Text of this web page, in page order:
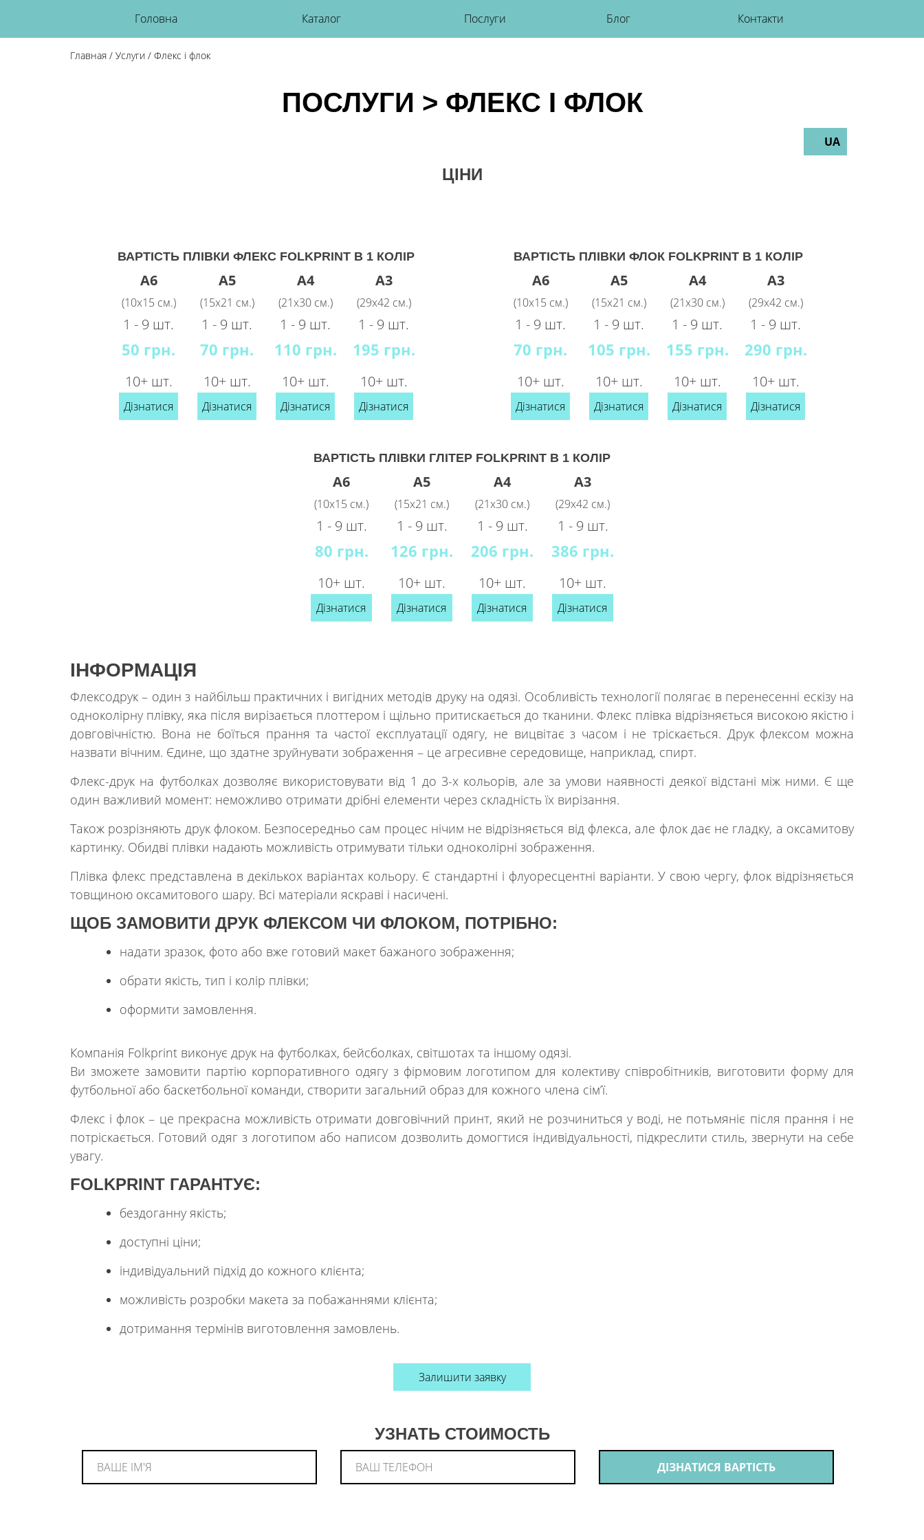
Головна Каталог Послуги Блог Контакти
Главная / Услуги / Флекс і флок
ПОСЛУГИ > ФЛЕКС І ФЛОК
UA
ЦІНИ
ВАРТІСТЬ ПЛІВКИ ФЛЕКС FOLKPRINT В 1 КОЛІР
A6
(10х15 см.)
1 - 9 шт.
50 грн.
10+ шт.
Дізнатися
A5
(15х21 см.)
1 - 9 шт.
70 грн.
10+ шт.
Дізнатися
A4
(21х30 см.)
1 - 9 шт.
110 грн.
10+ шт.
Дізнатися
A3
(29x42 см.)
1 - 9 шт.
195 грн.
10+ шт.
Дізнатися
ВАРТІСТЬ ПЛІВКИ ФЛОК FOLKPRINT В 1 КОЛІР
A6
(10х15 см.)
1 - 9 шт.
70 грн.
10+ шт.
Дізнатися
A5
(15х21 см.)
1 - 9 шт.
105 грн.
10+ шт.
Дізнатися
A4
(21х30 см.)
1 - 9 шт.
155 грн.
10+ шт.
Дізнатися
A3
(29x42 см.)
1 - 9 шт.
290 грн.
10+ шт.
Дізнатися
ВАРТІСТЬ ПЛІВКИ ГЛІТЕР FOLKPRINT В 1 КОЛІР
A6
(10х15 см.)
1 - 9 шт.
80 грн.
10+ шт.
Дізнатися
A5
(15х21 см.)
1 - 9 шт.
126 грн.
10+ шт.
Дізнатися
A4
(21х30 см.)
1 - 9 шт.
206 грн.
10+ шт.
Дізнатися
A3
(29x42 см.)
1 - 9 шт.
386 грн.
10+ шт.
Дізнатися
ІНФОРМАЦІЯ
Флексодрук – один з найбільш практичних і вигідних методів друку на одязі. Особливість технології полягає в перенесенні ескізу на
одноколірну плівку, яка після вирізається плоттером і щільно притискається до тканини. Флекс плівка відрізняється високою якістю і
довговічністю. Вона не боїться прання та частої експлуатації одягу, не вицвітає з часом і не тріскається. Друк флексом можна
назвати вічним. Єдине, що здатне зруйнувати зображення – це агресивне середовище, наприклад, спирт.
Флекс-друк на футболках дозволяє використовувати від 1 до 3-х кольорів, але за умови наявності деякої відстані між ними. Є ще
один важливий момент: неможливо отримати дрібні елементи через складність їх вирізання.
Також розрізняють друк флоком. Безпосередньо сам процес нічим не відрізняється від флекса, але флок дає не гладку, а оксамитову
картинку. Обидві плівки надають можливість отримувати тільки одноколірні зображення.
Плівка флекс представлена ​​в декількох варіантах кольору. Є стандартні і флуоресцентні варіанти. У свою чергу, флок відрізняється
товщиною оксамитового шару. Всі матеріали яскраві і насичені.
ЩОБ ЗАМОВИТИ ДРУК ФЛЕКСОМ ЧИ ФЛОКОМ, ПОТРІБНО:
надати зразок, фото або вже готовий макет бажаного зображення;
обрати якість, тип і колір плівки;
оформити замовлення.
Компанія Folkprint виконує друк на футболках, бейсболках, світшотах та іншому одязі.
Ви зможете замовити партію корпоративного одягу з фірмовим логотипом для колективу співробітників, виготовити форму для
футбольної або баскетбольної команди, створити загальний образ для кожного члена сім’ї.
Флекс і флок – це прекрасна можливість отримати довговічний принт, який не розчиниться у воді, не потьмяніє після прання і не
потріскається. Готовий одяг з логотипом або написом дозволить домогтися індивідуальності, підкреслити стиль, звернути на себе
увагу.
FOLKPRINT ГАРАНТУЄ:
бездоганну якість;
доступні ціни;
індивідуальний підхід до кожного клієнта;
можливість розробки макета за побажаннями клієнта;
дотримання термінів виготовлення замовлень.
Залишити заявку
УЗНАТЬ СТОИМОСТЬ